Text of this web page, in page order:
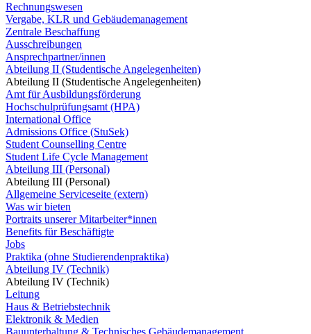
Rechnungswesen
Vergabe, KLR und Gebäudemanagement
Zentrale Beschaffung
Ausschreibungen
Ansprechpartner/innen
Abteilung II (Studentische Angelegenheiten)
Abteilung II (Studentische Angelegenheiten)
Amt für Ausbildungsförderung
Hochschulprüfungsamt (HPA)
International Office
Admissions Office (StuSek)
Student Counselling Centre
Student Life Cycle Management
Abteilung III (Personal)
Abteilung III (Personal)
Allgemeine Serviceseite (extern)
Was wir bieten
Portraits unserer Mitarbeiter*innen
Benefits für Beschäftigte
Jobs
Praktika (ohne Studierendenpraktika)
Abteilung IV (Technik)
Abteilung IV (Technik)
Leitung
Haus & Betriebstechnik
Elektronik & Medien
Bauunterhaltung & Technisches Gebäudemanagement